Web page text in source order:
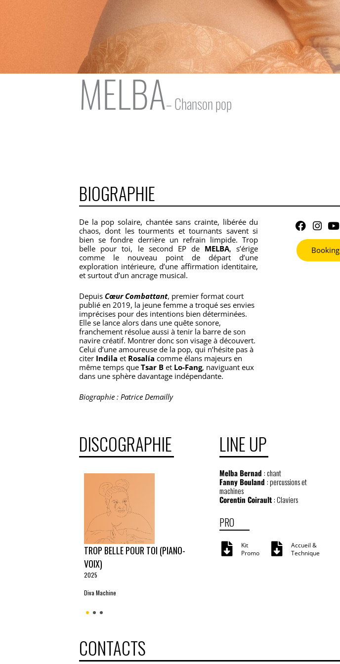
MELBA– Chanson pop
BIOGRAPHIE
De la pop solaire, chantée sans crainte, libérée du
chaos, dont les tourments et tournants savent si
bien se fondre derrière un refrain limpide. Trop
belle pour toi, le second EP de MELBA, s’érige
comme le nouveau point de départ d’une
exploration intérieure, d’une affirmation identitaire,
et surtout d’un ancrage musical.
Depuis Cœur Combattant, premier format court
publié en 2019, la jeune femme a troqué ses envies
imprécises pour des intentions bien déterminées.
Elle se lance alors dans une quête sonore,
franchement résolue aussi à tenir la barre de son
navire créatif. Montrer donc son visage à découvert.
Celui d’une amoureuse de la pop, qui n’hésite pas à
citer Indila et Rosalía comme élans majeurs en
même temps que Tsar B et Lo-Fang, naviguant eux
dans une sphère davantage indépendante.
Biographie : Patrice Demailly
F
a
c
b
I
n
s
t
a
Y
o
u
t
u
Booking
DISCOGRAPHIE
TROP BELLE POUR TOI (PIANO-
VOIX)
2025
Diva Machine
LINE UP
Melba Bernad: chant
Fanny Bouland: percussions et
machines
Corentin Coirault: Claviers
PRO
Kit
Promo
Accueil &
Technique
CONTACTS